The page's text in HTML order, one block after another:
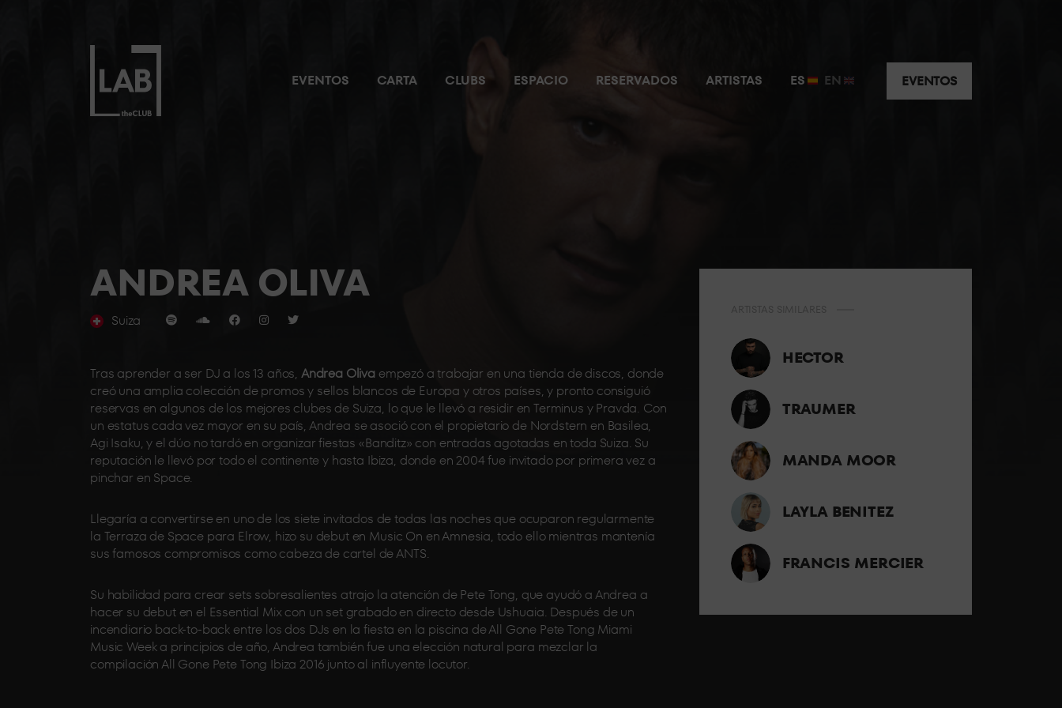
EVENTOS CARTA CLUBS ESPACIO RESERVADOS ARTISTAS ES EN EVENTOS
ANDREA OLIVA
Suiza
Tras aprender a ser DJ a los 13 años, Andrea Oliva empezó a trabajar en una tienda de discos, donde
creó una amplia colección de promos y sellos blancos de Europa y otros países, y pronto consiguió
reservas en algunos de los mejores clubes de Suiza, lo que le llevó a residir en Terminus y Pravda. Con
un estatus cada vez mayor en su país, Andrea se asoció con el propietario de Nordstern en Basilea,
Agi Isaku, y el dúo no tardó en organizar fiestas «Banditz» con entradas agotadas en toda Suiza. Su
reputación le llevó por todo el continente y hasta Ibiza, donde en 2004 fue invitado por primera vez a
pinchar en Space.
Llegaría a convertirse en uno de los siete invitados de todas las noches que ocuparon regularmente
la Terraza de Space para Elrow, hizo su debut en Music On en Amnesia, todo ello mientras mantenía
sus famosos compromisos como cabeza de cartel de ANTS.
Su habilidad para crear sets sobresalientes atrajo la atención de Pete Tong, que ayudó a Andrea a
hacer su debut en el Essential Mix con un set grabado en directo desde Ushuaia. Después de un
incendiario back-to-back entre los dos DJs en la fiesta en la piscina de All Gone Pete Tong Miami
Music Week a principios de año, Andrea también fue una elección natural para mezclar la
compilación All Gone Pete Tong Ibiza 2016 junto al influyente locutor.
HECTOR
TRAUMER
MANDA MOOR
LAYLA BENITEZ
FRANCIS MERCIER